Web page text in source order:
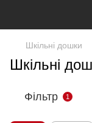
Шкільні дошки
Шкільні
Фільтр 1